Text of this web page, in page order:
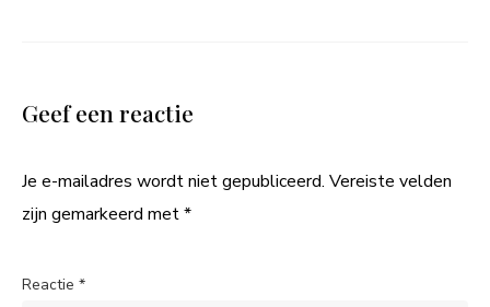
Geef een reactie
Je e-mailadres wordt niet gepubliceerd. Vereiste velden
zijn gemarkeerd met*
Reactie *